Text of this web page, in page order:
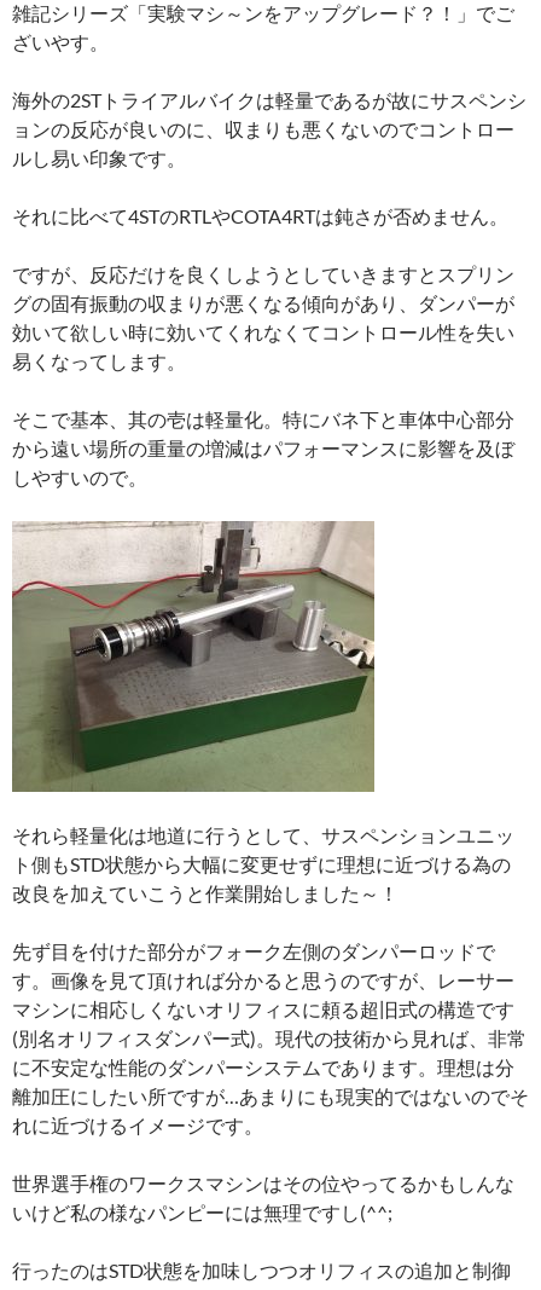
雑記シリーズ「実験マシ～ンをアップグレード？！」でご
ざいやす。
海外の2STトライアルバイクは軽量であるが故にサスペンシ
ョンの反応が良いのに、収まりも悪くないのでコントロー
ルし易い印象です。
それに比べて4STのRTLやCOTA4RTは鈍さが否めません。
ですが、反応だけを良くしようとしていきますとスプリン
グの固有振動の収まりが悪くなる傾向があり、ダンパーが
効いて欲しい時に効いてくれなくてコントロール性を失い
易くなってします。
そこで基本、其の壱は軽量化。特にバネ下と車体中心部分
から遠い場所の重量の増減はパフォーマンスに影響を及ぼ
しやすいので。
それら軽量化は地道に行うとして、サスペンションユニッ
ト側もSTD状態から大幅に変更せずに理想に近づける為の
改良を加えていこうと作業開始しました～！
先ず目を付けた部分がフォーク左側のダンパーロッドで
す。画像を見て頂ければ分かると思うのですが、レーサー
マシンに相応しくないオリフィスに頼る超旧式の構造です
(別名オリフィスダンパー式)。現代の技術から見れば、非常
に不安定な性能のダンパーシステムであります。理想は分
離加圧にしたい所ですが…あまりにも現実的ではないのでそ
れに近づけるイメージです。
世界選手権のワークスマシンはその位やってるかもしんな
いけど私の様なパンピーには無理ですし(^^;
行ったのはSTD状態を加味しつつオリフィスの追加と制御